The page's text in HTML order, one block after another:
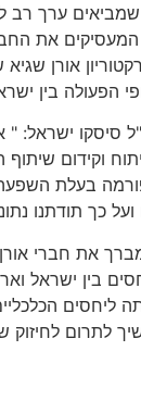
ערך רב
המעסיקים את
אורן
הפעולה בין
סיסקו ישראל:
וקידום
בעלת השפעה
כך תודתנו
את חברי
ליחסים
לחיזוק